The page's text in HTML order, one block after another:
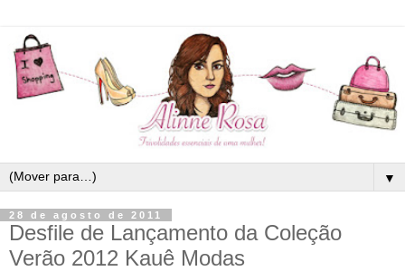
▼
28 de agosto de 2011
Desfile de Lançamento da Coleção
Verão 2012 Kauê Modas